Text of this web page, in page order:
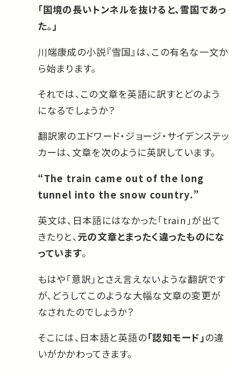
「国境の長いトンネルを抜けると、雪国であっ
た。」
川端康成の小説『雪国』は、この有名な一文か
ら始まります。
それでは、この文章を英語に訳すとどのよう
になるでしょうか？
翻訳家のエドワード・ジョージ・サイデンステッ
カーは、文章を次のように英訳しています。
“The train came out of the long
tunnel into the snow country.”
英文は、日本語にはなかった「train」が出て
きたりと、元の文章とまったく違ったものにな
っています。
もはや「意訳」とさえ言えないような翻訳です
が、どうしてこのような大幅な文章の変更が
なされたのでしょうか？
そこには、日本語と英語の「認知モード」の違
いがかかわってきます。